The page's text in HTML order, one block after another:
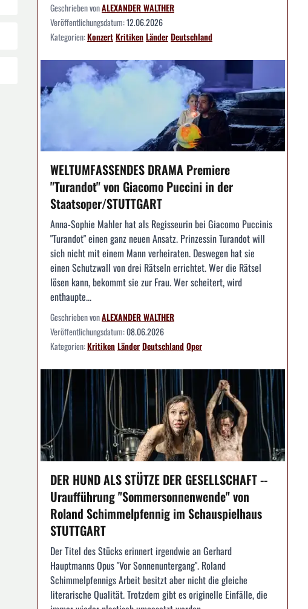
Geschrieben vonALEXANDER WALTHER
Veröffentlichungsdatum:12.06.2026
Kategorien:KonzertKritikenLänderDeutschland
WELTUMFASSENDES DRAMA Premiere
"Turandot" von Giacomo Puccini in der
Staatsoper/STUTTGART
Anna-Sophie Mahler hat als Regisseurin bei Giacomo Puccinis
"Turandot" einen ganz neuen Ansatz. Prinzessin Turandot will
sich nicht mit einem Mann verheiraten. Deswegen hat sie
einen Schutzwall von drei Rätseln errichtet. Wer die Rätsel
lösen kann, bekommt sie zur Frau. Wer scheitert, wird
enthaupte...
Geschrieben vonALEXANDER WALTHER
Veröffentlichungsdatum:08.06.2026
Kategorien:KritikenLänderDeutschlandOper
DER HUND ALS STÜTZE DER GESELLSCHAFT --
Uraufführung "Sommersonnenwende" von
Roland Schimmelpfennig im Schauspielhaus
STUTTGART
Der Titel des Stücks erinnert irgendwie an Gerhard
Hauptmanns Opus "Vor Sonnenuntergang". Roland
Schimmelpfennigs Arbeit besitzt aber nicht die gleiche
literarische Qualität. Trotzdem gibt es originelle Einfälle, die